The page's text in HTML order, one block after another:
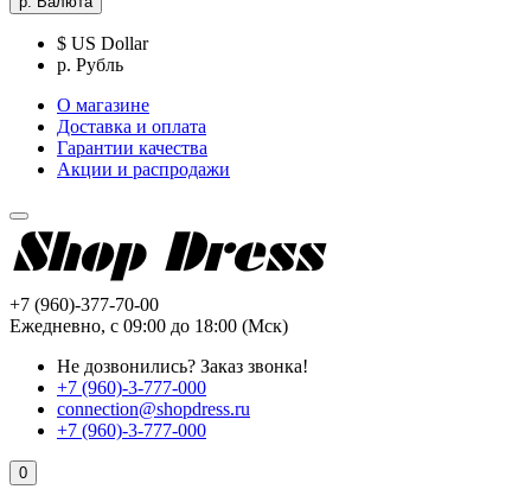
$ US Dollar
р. Рубль
О магазине
Доставка и оплата
Гарантии качества
Акции и распродажи
+7 (960)-377-70-00
Ежедневно, с 09:00 до 18:00 (Мск)
Не дозвонились? Заказ звонка!
+7 (960)-3-777-000
connection@shopdress.ru
+7 (960)-3-777-000
0